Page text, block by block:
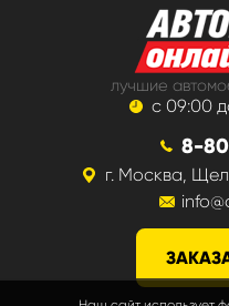
лучшие
с 09:00
8-
г. Москва,